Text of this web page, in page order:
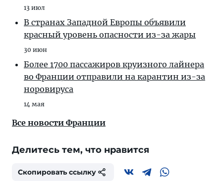
13 июл
В странах Западной Европы объявили
красный уровень опасности из-за жары
30 июн
Более 1700 пассажиров круизного лайнера
во Франции отправили на карантин из-за
норовируса
14 мая
Все новости Франции
Делитесь тем, что нравится
Скопировать ссылку